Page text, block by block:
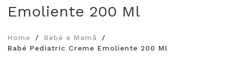
Emoliente 200 Ml
Home
Bebé e Mamã
Babé Pediatric Creme Emoliente 200 Ml